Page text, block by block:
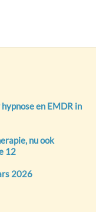
en EMDR in
nu ook
12
2026